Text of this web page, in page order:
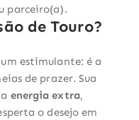
parceiro(a).
de Touro?
estimulante: é a
de prazer. Sua
energia extra,
o desejo em